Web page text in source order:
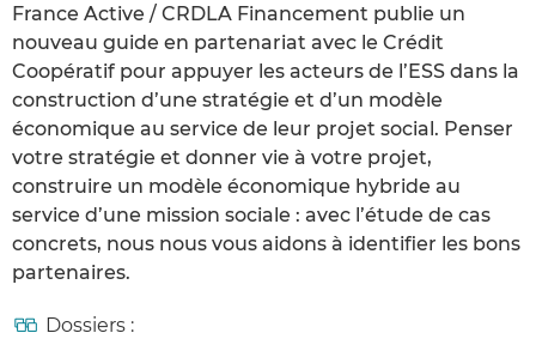
France Active / CRDLA Financement publie un
nouveau guide en partenariat avec le Crédit
Coopératif pour appuyer les acteurs de l’ESS dans la
construction d’une stratégie et d’un modèle
économique au service de leur projet social. Penser
votre stratégie et donner vie à votre projet,
construire un modèle économique hybride au
service d’une mission sociale : avec l’étude de cas
concrets, nous nous vous aidons à identifier les bons
partenaires.
Dossiers :